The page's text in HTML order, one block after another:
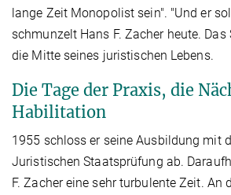
lange Zeit Monopolist sein". "Und er
schmunzelt Hans F. Zacher heute.
die Mitte seines juristischen Lebens.
Die Tage der Praxis, die
Habilitation
1955 schloss er seine Ausbildung mit
Juristischen Staatsprüfung ab.
F. Zacher eine sehr turbulente Zeit. An